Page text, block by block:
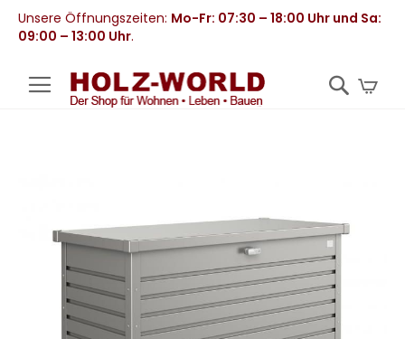
Unsere Öffnungszeiten: Mo-Fr: 07:30 – 18:00 Uhr und Sa:
09:00 – 13:00 Uhr.